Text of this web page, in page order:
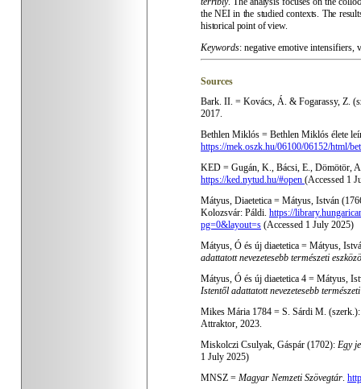
the NEI in the studied contexts. The
historical point of view.
Keywords: negative emotive intensifiers,
Sources
Bark. II. = Kovács, Á. & Fogarassy, Z.
2017.
Bethlen Miklós = Bethlen Miklós élete
https://mek.oszk.hu/06100/06152/html/
KED = Gugán, K., Bácsi, E., Dömötör,
https://ked.nytud.hu/#open (Accessed 1
Mátyus, Diaetetica = Mátyus, István
Kolozsvár: Páldi. https://
pg=0&layout=s (Accessed 1 July 2025)
Mátyus, Ó és új diaetetica = Mátyus,
adattatott nevezetesebb természeti
Mátyus, Ó és új diaetetica 4 = Mátyus,
Istentől adattatott nevezetesebb
Mikes Mária 1784 = S. Sárdi M. (szerk.)
Attraktor, 2023.
Miskolczi Csulyak, Gáspár (1702): Egy
1 July 2025)
MNSZ = Magyar Nemzeti Szövegtár.